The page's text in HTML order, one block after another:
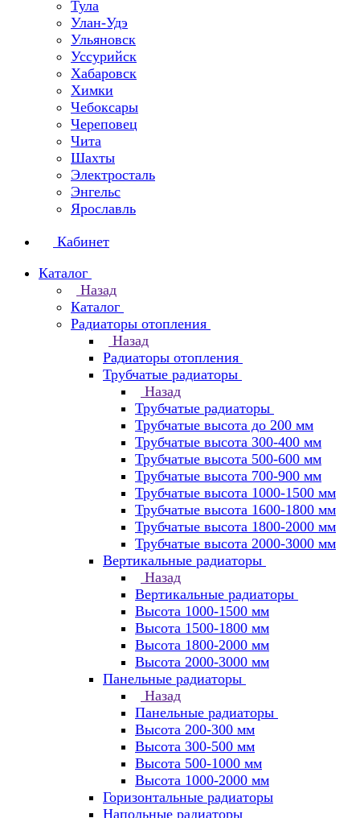
Тула
Улан-Удэ
Ульяновск
Уссурийск
Хабаровск
Химки
Чебоксары
Череповец
Чита
Шахты
Электросталь
Энгельс
Ярославль
Кабинет
Каталог
Назад
Каталог
Радиаторы отопления
Назад
Радиаторы отопления
Трубчатые радиаторы
Назад
Трубчатые радиаторы
Трубчатые высота до 200 мм
Трубчатые высота 300-400 мм
Трубчатые высота 500-600 мм
Трубчатые высота 700-900 мм
Трубчатые высота 1000-1500 мм
Трубчатые высота 1600-1800 мм
Трубчатые высота 1800-2000 мм
Трубчатые высота 2000-3000 мм
Вертикальные радиаторы
Назад
Вертикальные радиаторы
Высота 1000-1500 мм
Высота 1500-1800 мм
Высота 1800-2000 мм
Высота 2000-3000 мм
Панельные радиаторы
Назад
Панельные радиаторы
Высота 200-300 мм
Высота 300-500 мм
Высота 500-1000 мм
Высота 1000-2000 мм
Горизонтальные радиаторы
Напольные радиаторы